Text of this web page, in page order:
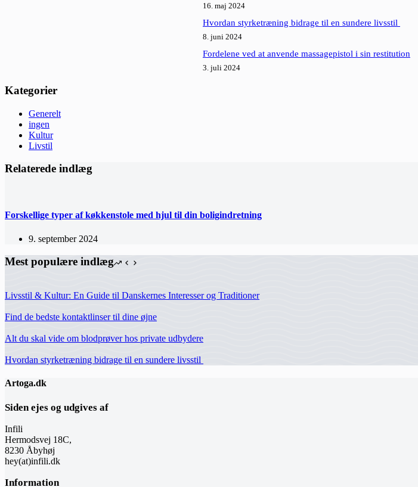
16. maj 2024
Hvordan styrketræning bidrage til en sundere livsstil
8. juni 2024
Fordelene ved at anvende massagepistol i sin restitution
3. juli 2024
Kategorier
Generelt
ingen
Kultur
Livstil
Relaterede indlæg
Forskellige typer af køkkenstole med hjul til din boligindretning
9. september 2024
Mest populære indlæg
Livsstil & Kultur: En Guide til Danskernes Interesser og Traditioner
Find de bedste kontaktlinser til dine øjne
Alt du skal vide om blodprøver hos private udbydere
Hvordan styrketræning bidrage til en sundere livsstil
Artoga.dk
Siden ejes og udgives af
Infili
Hermodsvej 18C,
8230 Åbyhøj
hey(at)infili.dk
Information